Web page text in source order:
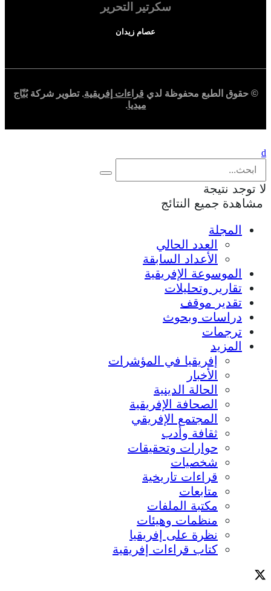
سكرتير التحرير
عصام زيدان
© حقوق الطبع محفوظة لدي قراءات إفريقية. تطوير شركةبُنّاج
ميديا.
لا توجد نتيجة
مشاهدة جميع النتائج
المجلة
العدد الحالي
الأعداد السابقة
الموسوعة الإفريقية
تقارير وتحليلات
تقدير موقف
دراسات وبحوث
ترجمات
المزيد
إفريقيا في المؤشرات
الأخبار
الحالة الدينية
الصحافة الإفريقية
المجتمع الإفريقي
ثقافة وأدب
حوارات وتحقيقات
شخصيات
قراءات تاريخية
متابعات
مكتبة الملفات
منظمات وهيئات
نظرة على إفريقيا
كتاب قراءات إفريقية